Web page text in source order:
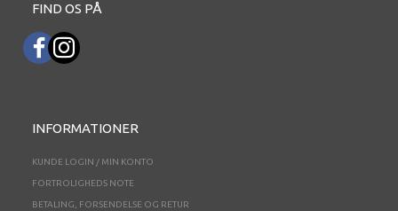
FIND OS PÅ
INFORMATIONER
KUNDE LOGIN / MIN KONTO
FORTROLIGHEDS NOTE
BETALING, FORSENDELSE OG RETUR